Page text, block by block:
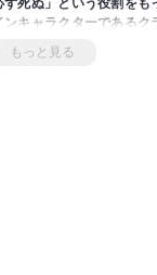
キャラクターである
もっと見る